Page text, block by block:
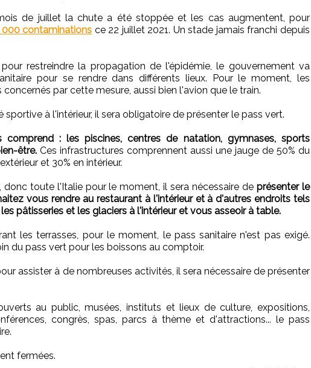
de juillet la chute a été stoppée et les cas augmentent, pour
contaminations ce 22 juillet 2021. Un stade jamais franchi depuis
restreindre la propagation de l'épidémie, le gouvernement va
pour se rendre dans différents lieux. Pour le moment, les
par cette mesure, aussi bien l'avion que le train.
sportive à l'intérieur, il sera obligatoire de présenter le pass vert.
: les piscines, centres de natation, gymnases, sports
être. Ces infrastructures comprennent aussi une jauge de 50% du
et 30% en intérieur.
donc toute l'Italie pour le moment, il sera nécessaire deprésenter le
vous rendre au restaurant à l'intérieur et à d'autres endroits tels
pâtisseries et les glaciers à l'intérieur et vous asseoir à table.
les terrasses, pour le moment, le pass sanitaire n'est pas exigé.
du pass vert pour les boissons au comptoir.
assister à de nombreuses activités, il sera nécessaire de présenter
au public, musées, instituts et lieux de culture, expositions,
congrès, spas, parcs à thème et d'attractions... le pass
fermées.